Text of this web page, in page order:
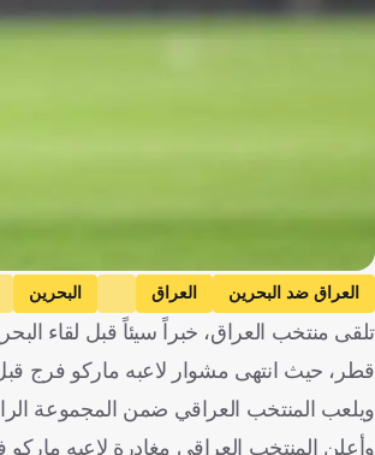
العراق ضد البحرين العراق البحرين
تلقى منتخب العراق، خبراً سيئاً قبل لقاء
قطر، حيث انتهى مشوار لاعبه ماركو فرج
ويلعب المنتخب العراقي ضمن المجموعة
وأعلن المنتخب العراقي مغادرة لاعبه ماركو